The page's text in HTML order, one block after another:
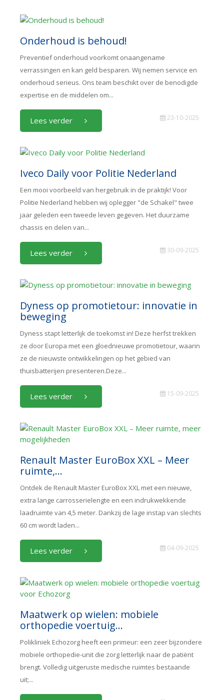
Onderhoud is behoud!
Preventief onderhoud voorkomt onaangename
verrassingen en kan geld besparen. Wij nemen service en
onderhoud serieus. Ons team beschikt over de benodigde
expertise en de middelen om...
Lees verder 23-10-2025
Iveco Daily voor Politie Nederland
Een mooi voorbeeld van hergebruik in de praktijk! Voor
Politie Nederland hebben wij oplegger "de Schakel" twee
jaar geleden een tweede leven gegeven. Het duurzame
chassis en delen van...
Lees verder 30-09-2025
Dyness op promotietour: innovatie in
beweging
Dyness stapt letterlijk de toekomst in! Deze herfst trekken
ze door Europa met een gloednieuwe promotietour, waarin
ze de nieuwste ontwikkelingen op het gebied van
thuisbatterijen presenteren.Deze...
Lees verder 15-09-2025
Renault Master EuroBox XXL – Meer
ruimte,...
Ontdek de Renault Master EuroBox XXL met een nieuwe,
extra lange carrosserielengte en een indrukwekkende
laadruimte van 4,5 meter. Dankzij de lage instap van slechts
60 cm wordt laden...
Lees verder 04-09-2025
Maatwerk op wielen: mobiele
orthopedie voertuig...
Polikliniek Echozorg heeft een primeur: een zeer bijzondere
mobiele orthopedie-unit die zorg letterlijk naar de patiënt
brengt. Volledig uitgeruste medische ruimtes bestaande
uit;...